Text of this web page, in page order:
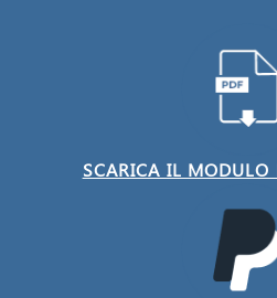
SCARICA IL MODULO